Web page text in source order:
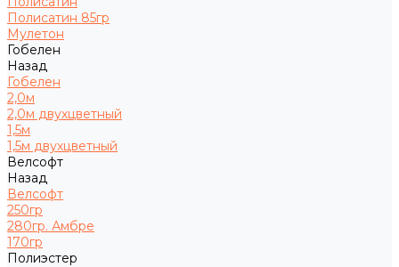
Полисатин 85гр
Мулетон
Гобелен
Назад
Гобелен
2,0м
2,0м двухцветный
1,5м
1,5м двухцветный
Велсофт
Назад
Велсофт
250гр
280гр. Амбре
170гр
Полиэстер